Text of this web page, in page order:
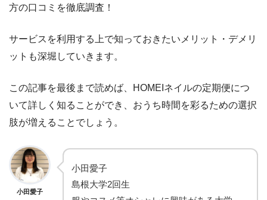
方の口コミを徹底調査！
サービスを利用する上で知っておきたいメリット・デメリ
ットも深堀していきます。
この記事を最後まで読めば、HOMEIネイルの定期便につ
いて詳しく知ることができ、おうち時間を彩るための選択
肢が増えることでしょう。
小田愛子
小田愛子
島根大学2回生